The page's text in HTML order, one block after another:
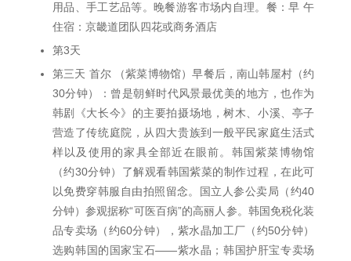
用品、手工艺品等。晚餐游客市场内自理。餐：早 午
住宿：京畿道团队四花或商务酒店
第3天
第三天 首尔 （紫菜博物馆）早餐后，南山韩屋村（约
30分钟）：曾是朝鲜时代风景最优美的地方，也作为
韩剧《大长今》的主要拍摄场地，树木、小溪、亭子
营造了传统庭院，从四大贵族到一般平民家庭生活式
样以及使用的家具全部近在眼前。韩国紫菜博物馆
（约30分钟）了解观看韩国紫菜的制作过程，在此可
以免费穿韩服自由拍照留念。国立人参公卖局（约40
分钟）参观据称“可医百病”的高丽人参。韩国免税化装
品专卖场（约60分钟），紫水晶加工厂（约50分钟）
选购韩国的国家宝石——紫水晶；韩国护肝宝专卖场